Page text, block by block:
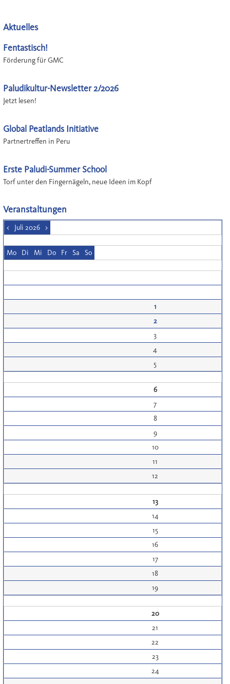
Aktuelles
Fentastisch!
Förderung für GMC
Paludikultur-Newsletter 2/2026
Jetzt lesen!
Global Peatlands Initiative
Partnertreffen in Peru
Erste Paludi-Summer School
Torf unter den Fingernägeln, neue Ideen im Kopf
Veranstaltungen
< Juli 2026 >
Mo Di Mi Do Fr Sa So
1
2
3
4
5
6
7
8
9
10
11
12
13
14
15
16
17
18
19
20
21
22
23
24